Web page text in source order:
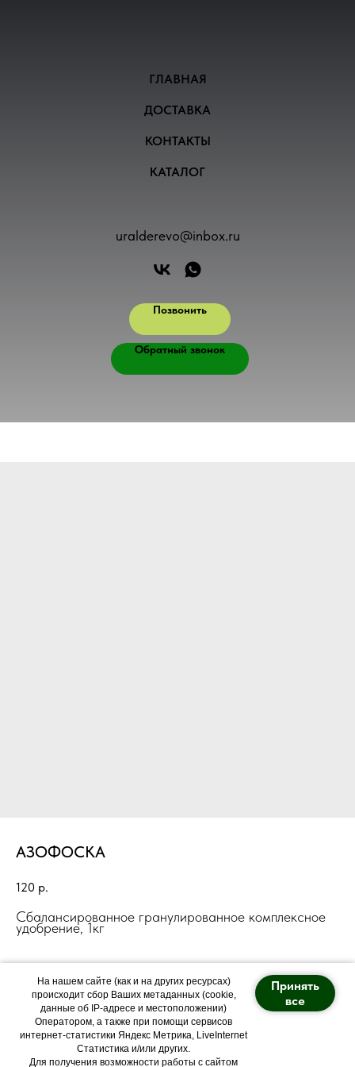
ГЛАВНАЯ
ДОСТАВКА
КОНТАКТЫ
КАТАЛОГ
uralderevo@inbox.ru
Позвонить
Обратный звонок
АЗОФОСКА
120 р.
Сбалансированное гранулированное комплексное
удобрение, 1кг
Политика конфиденциальности
Питомник "Арт Forest"
На нашем сайте (как и на других ресурсах)
происходит сбор Ваших метаданных (cookie,
данные об IP-адресе и местоположении)
Оператором, а также при помощи сервисов
интернет-статистики Яндекс Метрика, LiveInternet
Статистика и/или других.
Для получения возможности работы с сайтом
Принять
все